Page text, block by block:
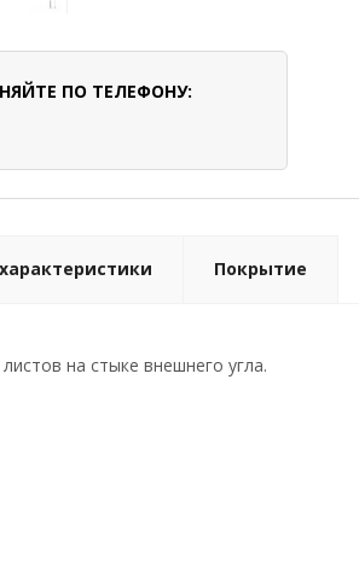
ПО ТЕЛЕФОНУ:
Покрытие
на стыке внешнего угла.